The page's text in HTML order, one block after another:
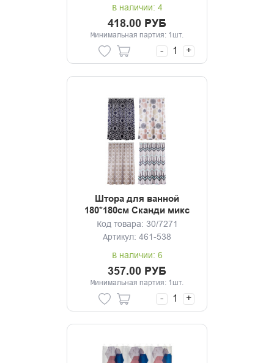
В наличии: 4
418.00 РУБ
Минимальная партия: 1шт.
- +
Штора для ванной
180*180см Сканди микс
Код товара: 30/7271
Артикул: 461-538
В наличии: 6
357.00 РУБ
Минимальная партия: 1шт.
- +